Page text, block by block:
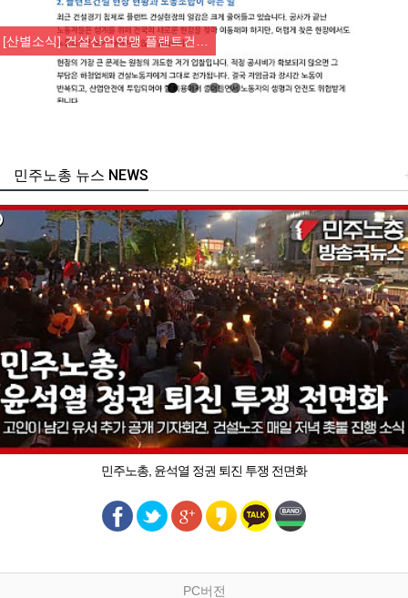
[산별소식] 건설산업연맹 플랜트건…
주노총 뉴스 NEWS
민주노총, 윤석열 정권 퇴진 투쟁 전면화
PC버전